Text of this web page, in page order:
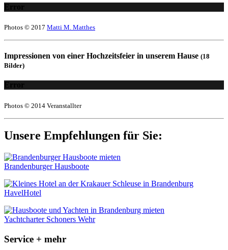
Error
Photos © 2017 Matti M. Matthes
Impressionen von einer Hochzeitsfeier in unserem Hause (18
Bilder)
Error
Photos © 2014 Veranstallter
Unsere Empfehlungen für Sie:
Brandenburger Hausboote
HavelHotel
Yachtcharter Schoners Wehr
Service + mehr